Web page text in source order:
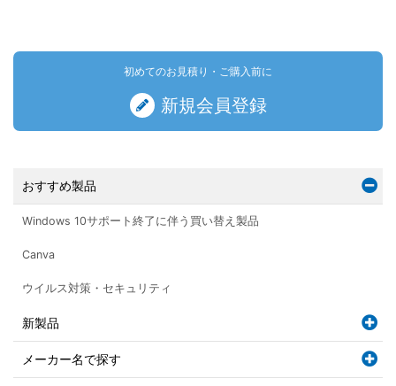
初めてのお見積り・ご購入前に
新規会員登録
おすすめ製品
Windows 10サポート終了に伴う買い替え製品
Canva
ウイルス対策・セキュリティ
新製品
メーカー名で探す